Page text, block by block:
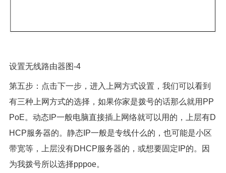
设置无线路由器图-4
第五步：点击下一步，进入上网方式设置，我们可以看到
有三种上网方式的选择，如果你家是拨号的话那么就用PP
PoE。动态IP一般电脑直接插上网络就可以用的，上层有D
HCP服务器的。静态IP一般是专线什么的，也可能是小区
带宽等，上层没有DHCP服务器的，或想要固定IP的。因
为我拨号所以选择pppoe。